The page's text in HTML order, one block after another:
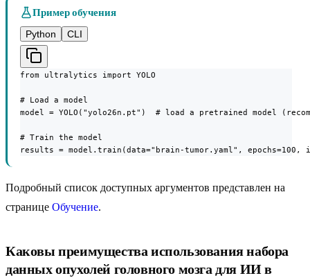
Пример обучения
Python
CLI
from ultralytics import YOLO
# Load a model
model = YOLO("yolo26n.pt")  # load a pretrained model
# Train the model
results = model.train(data="brain-tumor.yaml", epochs=100,
Подробный список доступных аргументов представлен на
странице Обучение.
Каковы преимущества использования набора
данных опухолей головного мозга для ИИ в